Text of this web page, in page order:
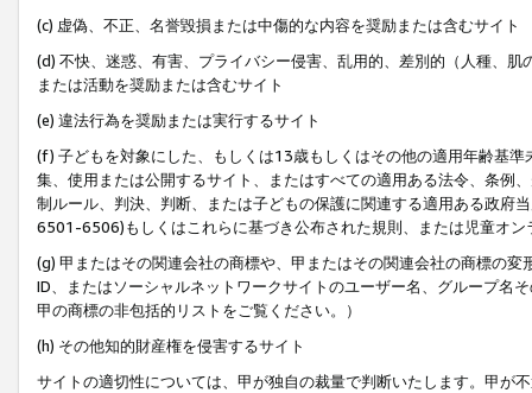
(c) 虚偽、不正、名誉毀損または中傷的な内容を奨励または含むサイト
(d) 不快、迷惑、有害、プライバシー侵害、乱用的、差別的（人種、
または活動を奨励または含むサイト
(e) 違法行為を奨励または実行するサイト
(f) 子どもを対象にした、もしくは13歳もしくはその他の適用年齢基
集、使用または公開するサイト、またはすべての適用ある法令、条例
制ルール、判決、判断、または子どもの保護に関連する適用ある政府
6501-6506)もしくはこれらに基づき公布された規則、または児童オン
(g) 甲またはその関連会社の商標や、甲またはその関連会社の商標の
ID、またはソーシャルネットワークサイトのユーザー名、グループ名
甲の商標の非包括的リストをご覧ください。）
(h) その他知的財産権を侵害するサイト
サイトの適切性については、甲が独自の裁量で判断いたします。甲が